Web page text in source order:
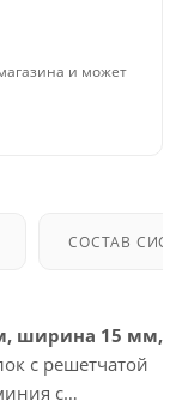
и может
СОСТАВ
ширина 15 мм,
с решетчатой
с